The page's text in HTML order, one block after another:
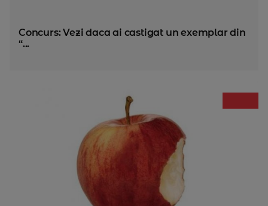
Concurs: Vezi daca ai castigat un exemplar din
“...